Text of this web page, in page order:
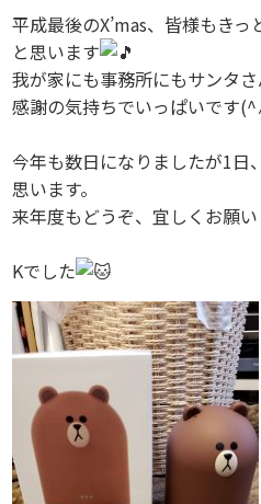
平成最後のX’mas、皆様もきっ
と思います
我が家にも事務所にもサンタ
感謝の気持ちでいっぱいです
今年も数日になりましたが1日
思います。
来年度もどうぞ、宜しくお願
Kでした